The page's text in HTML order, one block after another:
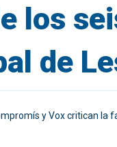
los
de
y Vox critican